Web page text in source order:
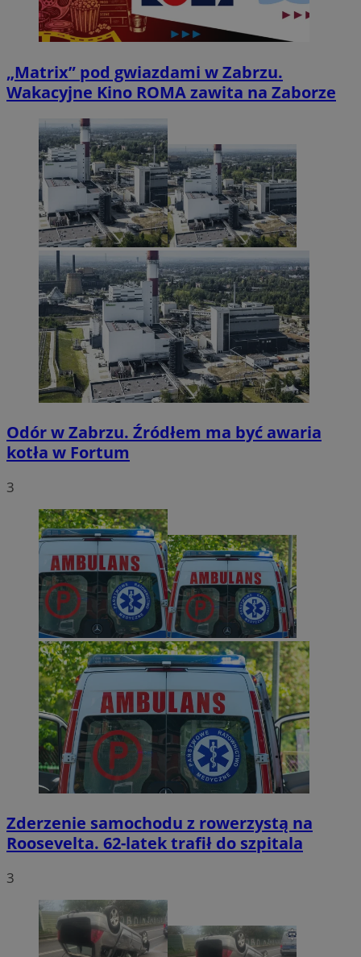
„Matrix” pod gwiazdami w Zabrzu.
Wakacyjne Kino ROMA zawita na Zaborze
Odór w Zabrzu. Źródłem ma być awaria
kotła w Fortum
3
Zderzenie samochodu z rowerzystą na
Roosevelta. 62-latek trafił do szpitala
3